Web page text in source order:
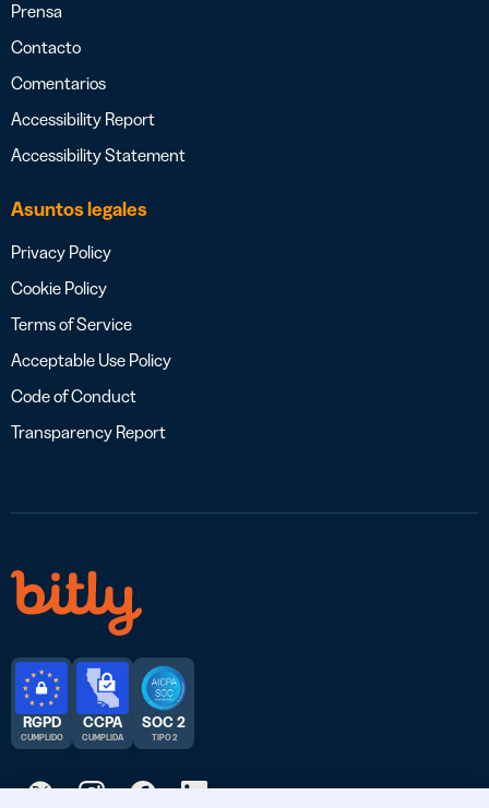
Prensa
Contacto
Comentarios
Accessibility Report
Accessibility Statement
Asuntos legales
Privacy Policy
Cookie Policy
Terms of Service
Acceptable Use Policy
Code of Conduct
Transparency Report
RGPD
CUMPLIDO
CCPA
CUMPLIDA
SOC 2
TIPO 2